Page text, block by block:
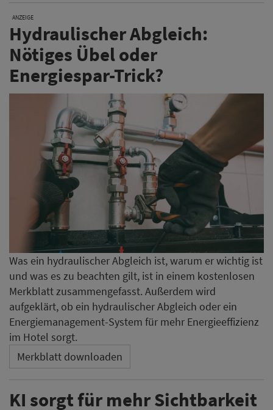
ANZEIGE
Hydraulischer Abgleich:
Nötiges Übel oder
Energiespar-Trick?
Was ein hydraulischer Abgleich ist, warum er wichtig ist
und was es zu beachten gilt, ist in einem kostenlosen
Merkblatt zusammengefasst. Außerdem wird
aufgeklärt, ob ein hydraulischer Abgleich oder ein
Energiemanagement-System für mehr Energieeffizienz
im Hotel sorgt.
Merkblatt downloaden
KI sorgt für mehr Sichtbarkeit